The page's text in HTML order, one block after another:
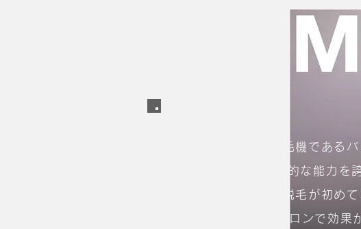
世界最高峰の脱毛機である
無痛など圧倒的な能力を
脱毛が初め
他サロンで効果